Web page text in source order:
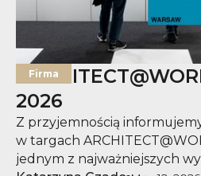
Firma
2026
Z przyjemnością
w targach
jednym z najważniejszych